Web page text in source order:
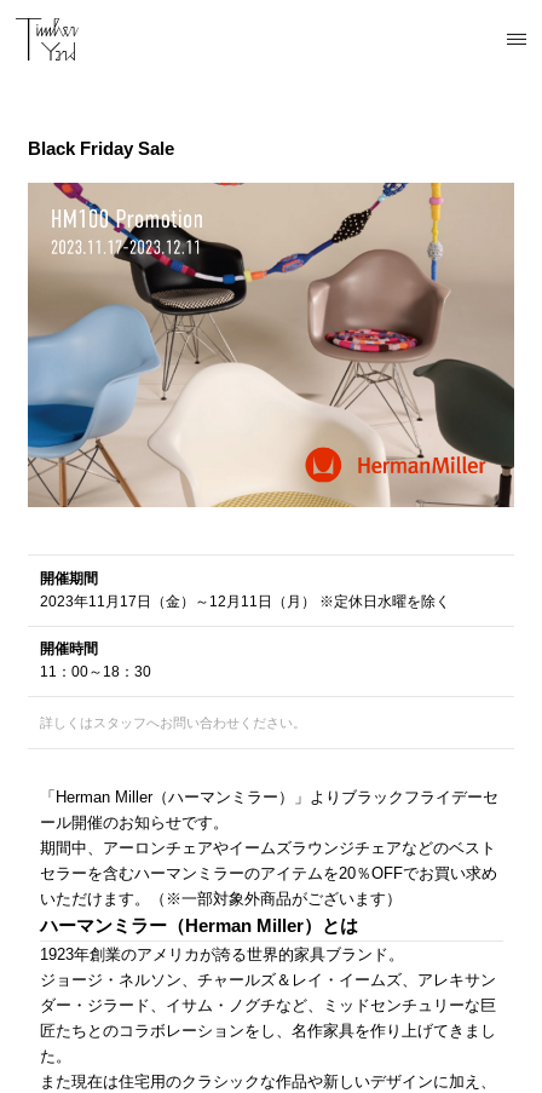
Black Friday Sale
開催期間
2023年11月17日（金）～12月11日（月） ※定休日水曜を除く
開催時間
11：00～18：30
詳しくはスタッフへお問い合わせください。
「Herman Miller（ハーマンミラー）」よりブラックフライデーセ
ール開催のお知らせです。
期間中、アーロンチェアやイームズラウンジチェアなどのベスト
セラーを含むハーマンミラーのアイテムを20％OFFでお買い求め
いただけます。（※一部対象外商品がございます）
ハーマンミラー（Herman Miller）とは
1923年創業のアメリカが誇る世界的家具ブランド。
ジョージ・ネルソン、チャールズ＆レイ・イームズ、アレキサン
ダー・ジラード、イサム・ノグチなど、ミッドセンチュリーな巨
匠たちとのコラボレーションをし、名作家具を作り上げてきまし
た。
また現在は住宅用のクラシックな作品や新しいデザインに加え、